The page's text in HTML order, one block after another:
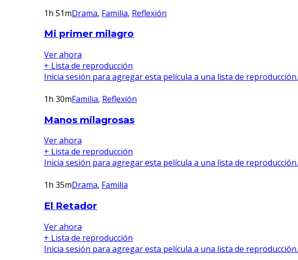
1h 51mDrama, Familia, Reflexión
Mi primer milagro
Ver ahora
+ Lista de reproducción
Inicia sesión para agregar esta película a una lista de reproducción.
1h 30mFamilia, Reflexión
Manos milagrosas
Ver ahora
+ Lista de reproducción
Inicia sesión para agregar esta película a una lista de reproducción.
1h 35mDrama, Familia
El Retador
Ver ahora
+ Lista de reproducción
Inicia sesión para agregar esta película a una lista de reproducción.